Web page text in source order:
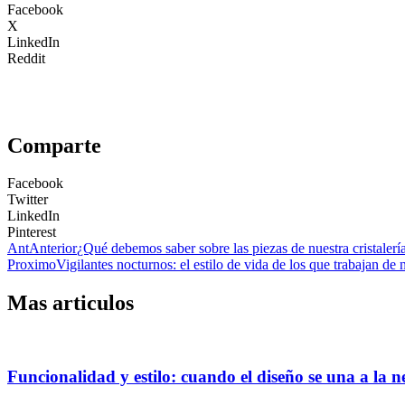
Facebook
X
LinkedIn
Reddit
Comparte
Facebook
Twitter
LinkedIn
Pinterest
AntAnterior¿Qué debemos saber sobre las piezas de nuestra
ProximoVigilantes nocturnos: el estilo de vida de los que trabajan de
Mas articulos
Funcionalidad y estilo: cuando el diseño se una a la